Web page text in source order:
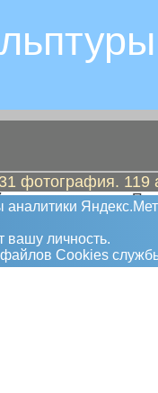
фотография.
вашу личность.
Сookies
промышленности.
от Северной до
Мировой.
но пушки не